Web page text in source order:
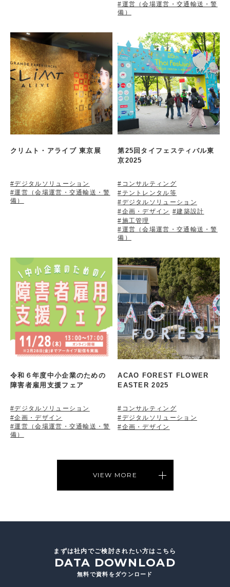
#運営（会場運営・交通輸送・警
備）
クリムト・アライブ 東京展
#デジタルソリューション
#運営（会場運営・交通輸送・警
備）
第25回タイフェスティバル東
京2025
#コンサルティング
#テントレンタル等
#デジタルソリューション
#企画・デザイン #建築設計
#施工管理
#運営（会場運営・交通輸送・警
備）
令和６年度中小企業のための
障害者雇用支援フェア
#デジタルソリューション
#企画・デザイン
#運営（会場運営・交通輸送・警
備）
ACAO FOREST FLOWER
EASTER 2025
#コンサルティング
#デジタルソリューション
#企画・デザイン
VIEW MORE
まずは社内でご検討されたい方はこちら
DATA DOWNLOAD
無料で資料をダウンロード